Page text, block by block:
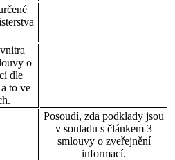
o
dle
to ve
Posoudí, zda podklady jsou
v souladu s článkem 3
smlouvy o zveřejnění
informací.